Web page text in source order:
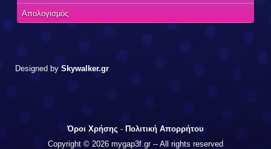
Απολογισμός
Designed by Skywalker.gr
Όροι Χρήσης - Πολιτική Απορρήτου
Copyright © 2026 mygap3f.gr -- All rights reserved